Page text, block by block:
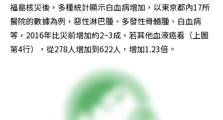
福島核災後，多種統計顯示白血病增加，以東京都內17所
醫院的數據為例，惡性淋巴腫、多發性骨髓腫、白血病
等，2016年比災前增加約2~3成，若其他血液癌看（上圖
第4行），從278人增加到622人，增加1.23倍。